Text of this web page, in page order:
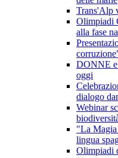
Trans'Alp
Olimpiadi
alla fase
DONNE e
oggi
dialogo
Webinar
"La Magia
lingua
Olimpiadi